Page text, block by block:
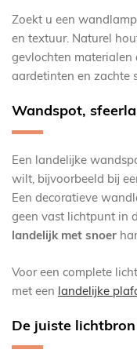
Zoekt u een
en textuur. Naturel
gevlochten materialen
aardetinten en zachte
Wandspot,
Een landelijke
wilt, bijvoorbeeld bij
Een decoratieve
geen vast lichtpunt in
landelijk met snoer
Voor een complete
met een landelijke
De juiste